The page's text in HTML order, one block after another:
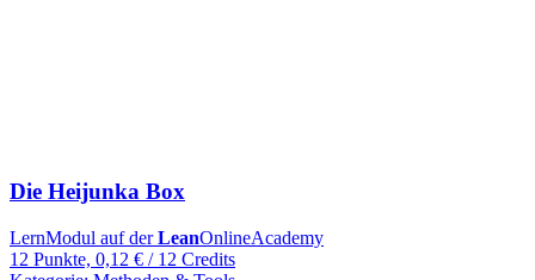
Die Heijunka Box
LernModul auf derLeanOnlineAcademy
12 Punkte, 0,12 € / 12 Credits